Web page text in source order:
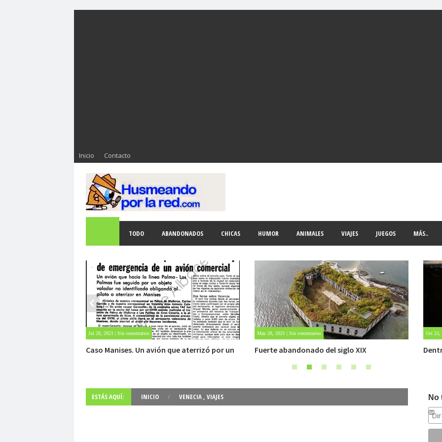
Inicio Contacto
TODO ABANDONADOS CHICAS HUMOR ANIMALES VIAJES JUEGOS MÁS..
May 28, 2021 | Sin comentarios
Fuerte abandonado del siglo XIX
Oct 23, 2020 | Sin comentarios
Dentro de un manicomio abandonado
Oct 22,
ESTÁS AQUÍ: INICIO / VENECIA , VIAJES No